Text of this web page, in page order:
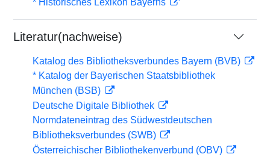
* Historisches Lexikon Bayerns
Literatur(nachweise)
Katalog des Bibliotheksverbundes Bayern (BVB)
* Katalog der Bayerischen Staatsbibliothek
München (BSB)
Deutsche Digitale Bibliothek
Normdateneintrag des Südwestdeutschen
Bibliotheksverbundes (SWB)
Österreichischer Bibliothekenverbund (OBV)